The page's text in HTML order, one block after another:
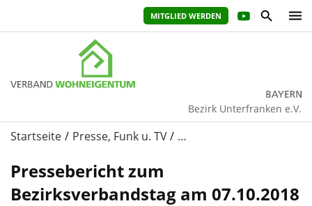
MITGLIED WERDEN
Bezirk Unterfranken e.V.
Startseite Presse, Funk u. TV …
Pressebericht zum
Bezirksverbandstag am 07.10.2018